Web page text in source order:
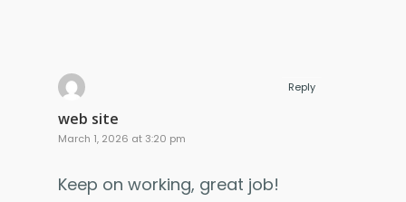
web site
March 1, 2026 at 3:20 pm
Keep on working, great job!
Reply